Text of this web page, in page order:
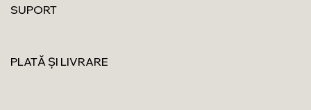
SUPORT
PLATĂ ȘI LIVRARE